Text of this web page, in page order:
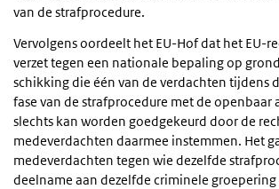
van de strafprocedure.
Vervolgens oordeelt het EU-Hof dat het EU-
verzet tegen een nationale bepaling op
schikking die één van de verdachten tijdens
fase van de strafprocedure met de openbaar
slechts kan worden goedgekeurd door de
medeverdachten daarmee instemmen. Het
medeverdachten tegen wie dezelfde
deelname aan dezelfde criminele